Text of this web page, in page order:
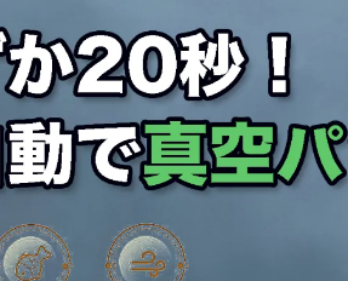
アート・写真
テクノロジー・ガジェット
映像・映画
ビジネス・起業